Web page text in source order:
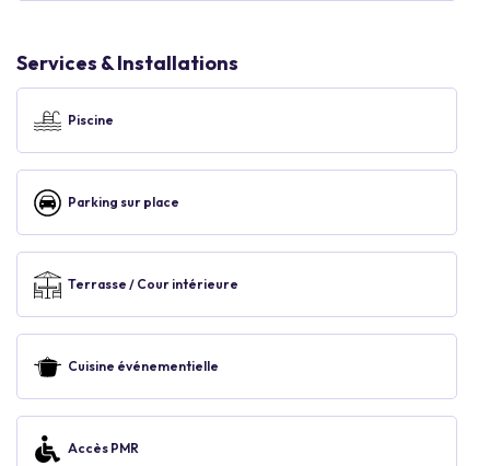
Services & Installations
Piscine
Parking sur place
Terrasse / Cour intérieure
Cuisine événementielle
Accès PMR